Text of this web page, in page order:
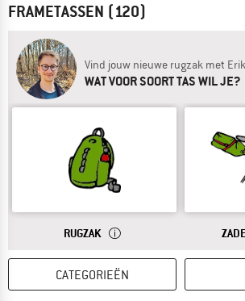
FRAMETASSEN (120)
Vind jouw nieuwe rugzak met Erik
WAT VOOR SOORT TAS WIL JE?
ANTWOORD
RUGZAK EEN RUGZAK IS UITERST
CATEGORIEËN